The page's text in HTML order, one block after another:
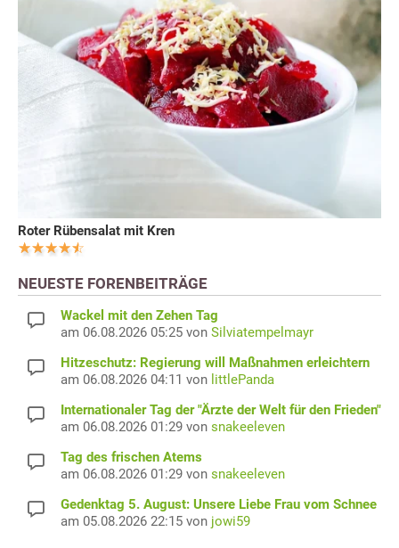
Roter Rübensalat mit Kren
NEUESTE FORENBEITRÄGE
Wackel mit den Zehen Tag
am 06.08.2026 05:25 von Silviatempelmayr
Hitzeschutz: Regierung will Maßnahmen erleichtern
am 06.08.2026 04:11 von littlePanda
Internationaler Tag der "Ärzte der Welt für den Frieden"
am 06.08.2026 01:29 von snakeeleven
Tag des frischen Atems
am 06.08.2026 01:29 von snakeeleven
Gedenktag 5. August: Unsere Liebe Frau vom Schnee
am 05.08.2026 22:15 von jowi59